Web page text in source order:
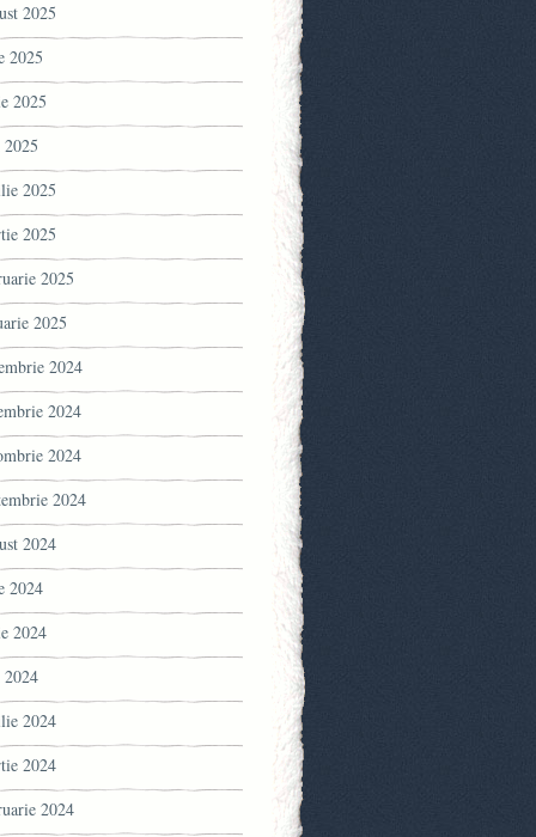
2025
2025
2025
2025
2025
2025
2025
2024
2024
2024
2024
2024
2024
2024
2024
2024
2024